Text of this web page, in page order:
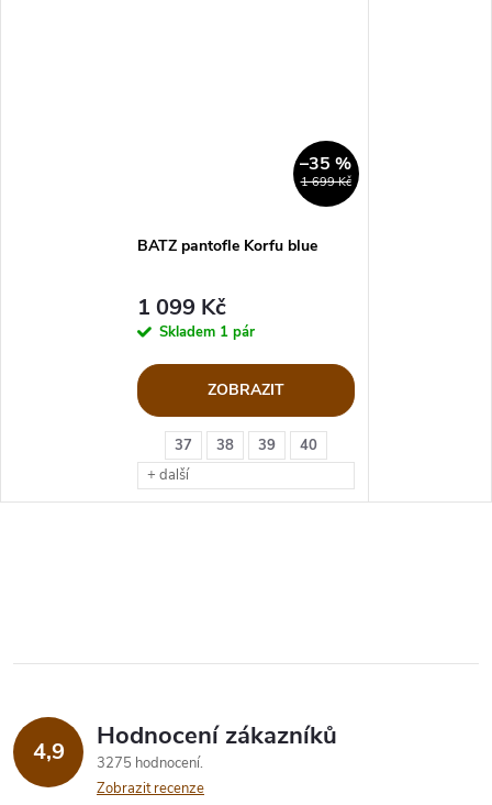
1 699 Kč
–35 %
37 38 39
40
+ další
BATZ pantofle Korfu blue
1 099 Kč
Skladem 1 pár
ZOBRAZIT
4,9 Hodnocení zákazníků
3275 hodnocení
Zobrazit recenze